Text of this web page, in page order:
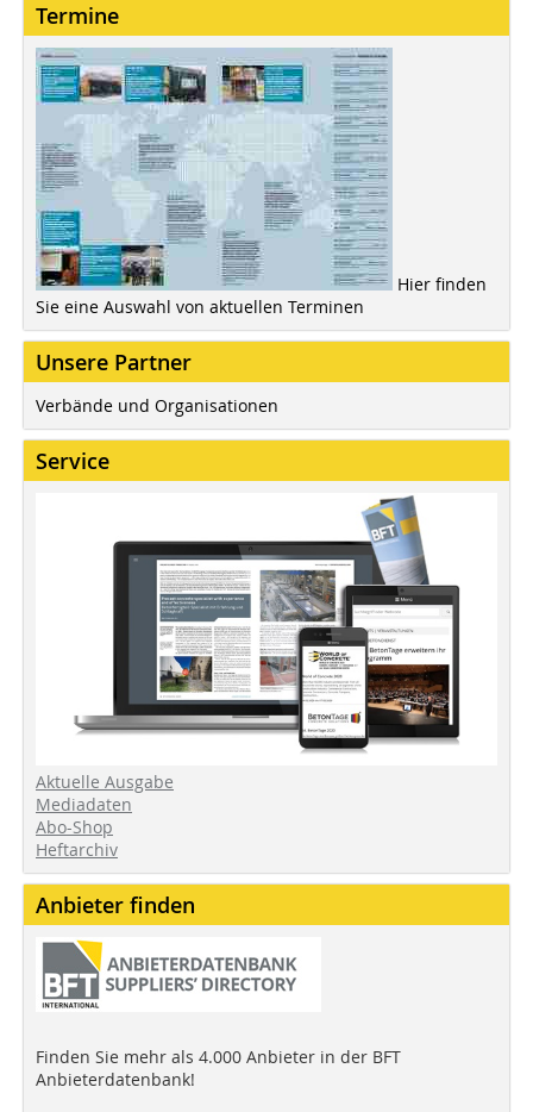
Termine
Hier finden
Sie eine Auswahl von aktuellen Terminen
Unsere Partner
Verbände und Organisationen
Service
Aktuelle Ausgabe
Mediadaten
Abo-Shop
Heftarchiv
Anbieter finden
Finden Sie mehr als 4.000 Anbieter in der BFT
Anbieterdatenbank!